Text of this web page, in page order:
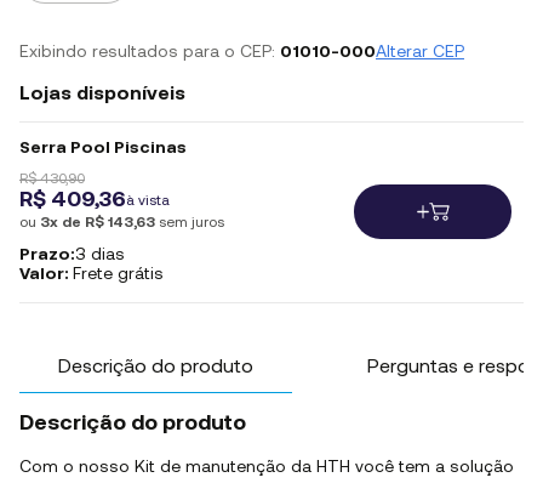
Exibindo resultados para o CEP: 01010-000Alterar CEP
Lojas disponíveis
Serra Pool Piscinas
R$ 430,90
R$ 409,36à vista
ou 3x de R$ 143,63 sem juros
Prazo:3 dias
Valor: Frete grátis
Descrição do produto Perguntas e
Descrição do produto
Com o nosso Kit de manutenção da HTH você tem a solução